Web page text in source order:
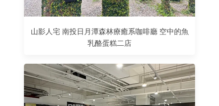
山影人宅 南投日月潭森林療癒系咖啡廳 空中的魚
乳酪蛋糕二店